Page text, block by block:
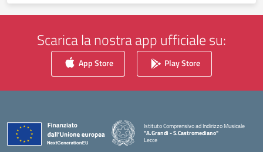
Scarica la nostra app ufficiale su:
App Store Play Store
Istituto Comprensivo ad Indirizzo Musicale
"A.Grandi - S.Castromediano"
Lecce